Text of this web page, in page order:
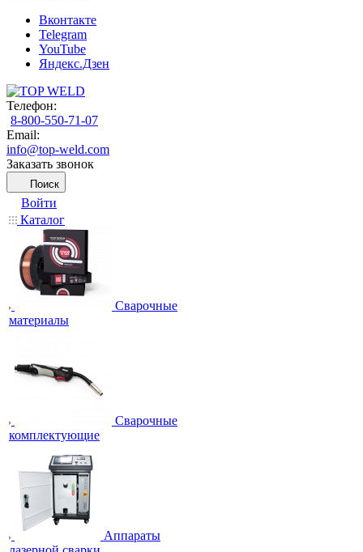
Вконтакте
Telegram
YouTube
Яндекс.Дзен
Телефон:
8-800-550-71-07
Email:
info@top-weld.com
Заказать звонок
Поиск
Войти
Каталог
Сварочные
материалы
Сварочные
комплектующие
Аппараты